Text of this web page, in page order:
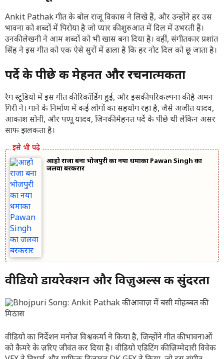
Ankit Pathak गीत के बोल राजू विकास ने लिखे हैं, और उन्होंने हर उस
भावना को शब्दों में पिरोया है जो प्यार की शुरुआत में दिल में उभरती हैं।
उनकी लेखनी ने आम शब्दों को भी खास बना दिया है। वहीं, संगीतकार प्रशांत
सिंह ने इस गीत को एक ऐसे सुरों में ढाला है कि हर नोट दिल को छू जाता है।
पर्दे के पीछे की मेहनत और रचनात्मकता
रैग स्टूडियो में इस गीत की रिकॉर्डिंग हुई, और इसकी परिकल्पना की है अमन
गिरी ने। गाने के निर्माण में कई लोगों का सहयोग रहा है, जैसे अजीत यादव,
आकाश सोनी, और पप्पू यादव, जिनकी मेहनत पर्दे के पीछे थी लेकिन असर
साफ झलकता है।
आहो राजा बना भोजपुरी का नया धमाका Pawan Singh का
जलवा बरकरार
वीडियो डायरेक्शन और विज़ुअल्स की सुंदरता
वीडियो का निर्देशन मनोज विश्वकर्मा ने किया है, जिन्होंने गीत की भावनाओं
को कैमरे के ज़रिए जीवंत कर दिया है। वीडियो एडिटिंग की ज़िम्मेदारी विवेक